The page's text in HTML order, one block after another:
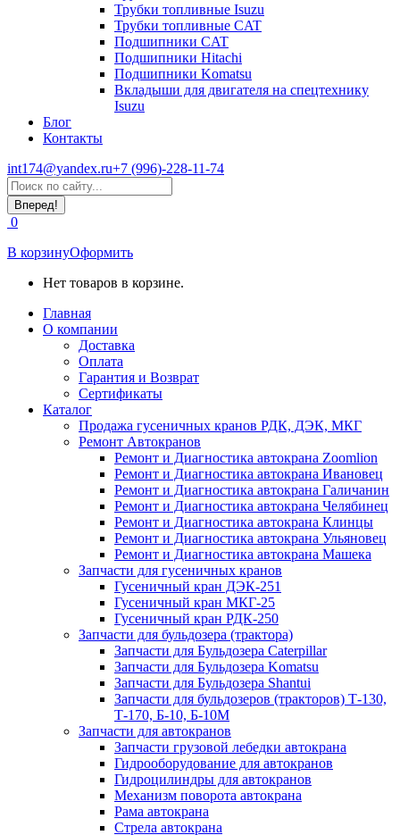
Трубки топливные Isuzu
Трубки топливные CAT
Подшипники CAT
Подшипники Hitachi
Подшипники Komatsu
Вкладыши для двигателя на спецтехнику
Isuzu
Блог
Контакты
int174@yandex.ru+7 (996)-228-11-74
Страница
WhatsApp
открывается
в
новом
окне
Поиск:
0
В корзинуОформить
Нет товаров в корзине.
Главная
О компании
Доставка
Оплата
Гарантия и Возврат
Сертификаты
Каталог
Продажа гусеничных кранов РДК, ДЭК, МКГ
Ремонт Автокранов
Ремонт и Диагностика автокрана Zoomlion
Ремонт и Диагностика автокрана Ивановец
Ремонт и Диагностика автокрана Галичанин
Ремонт и Диагностика автокрана Челябинец
Ремонт и Диагностика автокрана Клинцы
Ремонт и Диагностика автокрана Ульяновец
Ремонт и Диагностика автокрана Машека
Запчасти для гусеничных кранов
Гусеничный кран ДЭК-251
Гусеничный кран МКГ-25
Гусеничный кран РДК-250
Запчасти для бульдозера (трактора)
Запчасти для Бульдозера Caterpillar
Запчасти для Бульдозера Komatsu
Запчасти для Бульдозера Shantui
Запчасти для бульдозеров (тракторов) Т-130,
Т-170, Б-10, Б-10М
Запчасти для автокранов
Запчасти грузовой лебедки автокрана
Гидрооборудование для автокранов
Гидроцилиндры для автокранов
Механизм поворота автокрана
Рама автокрана
Стрела автокрана